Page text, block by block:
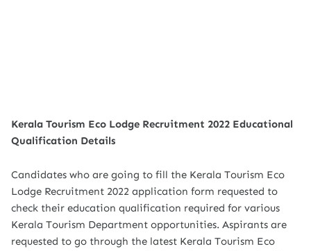
Kerala Tourism Eco Lodge Recruitment 2022 Educational
Qualification Details
Candidates who are going to fill the Kerala Tourism Eco
Lodge Recruitment 2022 application form requested to
check their education qualification required for various
Kerala Tourism Department opportunities. Aspirants are
requested to go through the latest Kerala Tourism Eco